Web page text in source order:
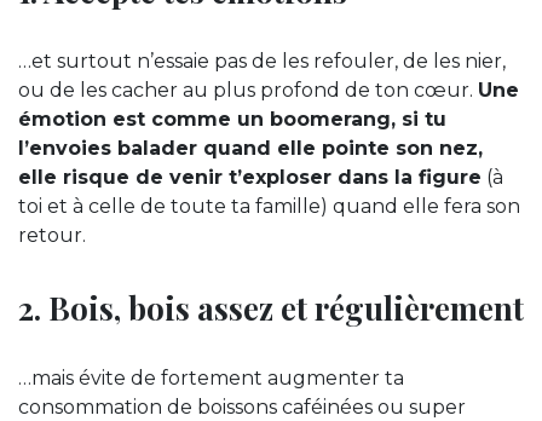
…et surtout n’essaie pas de les refouler, de les nier,
ou de les cacher au plus profond de ton cœur. Une
émotion est comme un boomerang, si tu
l’envoies balader quand elle pointe son nez,
elle risque de venir t’exploser dans la figure (à
toi et à celle de toute ta famille) quand elle fera son
retour.
2. Bois, bois assez et régulièrement
…mais évite de fortement augmenter ta
consommation de boissons caféinées ou super